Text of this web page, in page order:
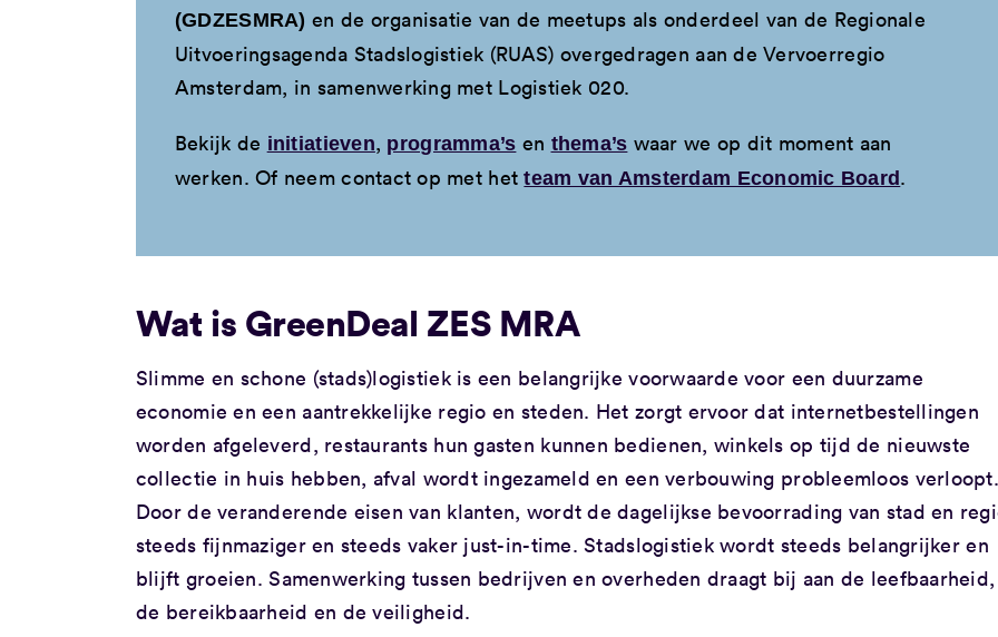
(GDZESMRA) en de organisatie van de meetups als onderdeel van de Regionale
Uitvoeringsagenda Stadslogistiek (RUAS) overgedragen aan de Vervoerregio
Amsterdam, in samenwerking met Logistiek 020.
Bekijk de initiatieven, programma’s en thema’s waar we op dit moment aan
werken. Of neem contact op met hetteam van Amsterdam Economic Board .
Wat is GreenDeal ZES MRA
Slimme en schone (stads)logistiek is een belangrijke voorwaarde voor een duurzame
economie en een aantrekkelijke regio en steden. Het zorgt ervoor dat internetbestellingen
worden afgeleverd, restaurants hun gasten kunnen bedienen, winkels op tijd de nieuwste
collectie in huis hebben, afval wordt ingezameld en een verbouwing probleemloos verloopt.
Door de veranderende eisen van klanten, wordt de dagelijkse bevoorrading van stad en
steeds fijnmaziger en steeds vaker just-in-time. Stadslogistiek wordt steeds belangrijker en
blijft groeien. Samenwerking tussen bedrijven en overheden draagt bij aan de leefbaarheid,
de bereikbaarheid en de veiligheid.